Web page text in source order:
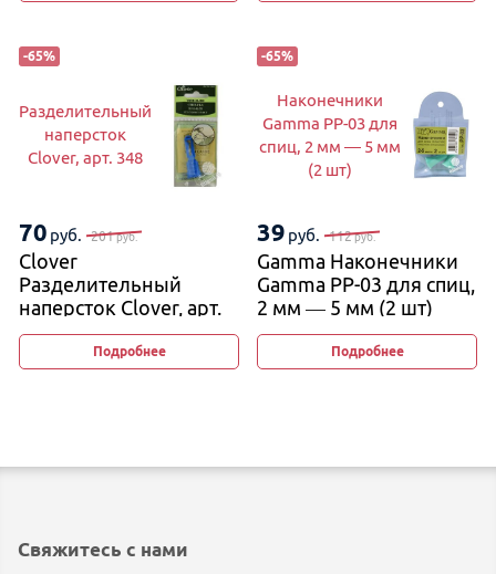
-65%
Разделительный
наперсток
Clover, арт. 348
70 руб. 201руб.
Clover
Разделительный
наперсток Clover, арт.
348
Подробнее
-65%
Наконечники
Gamma PP-03 для
спиц, 2 мм — 5 мм
(2 шт)
39 руб. 112руб.
Gamma Наконечники
Gamma PP-03 для спиц,
2 мм — 5 мм (2 шт)
Подробнее
Свяжитесь с нами